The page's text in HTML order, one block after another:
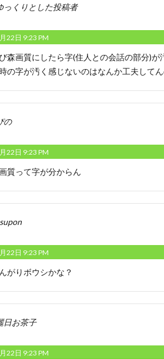
っくりとした投稿者
22日 9:23 PM
森画質にしたら字(住人との会話の部分)が
の字が汚く感じないのはなんか工夫して
の
22日 9:23 PM
質って字が分からん
22日 9:23 PM
がりボウシかな？
日お茶子
22日 9:23 PM